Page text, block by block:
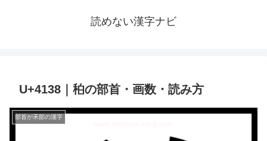
読めない漢字ナビ
U+4138｜䄸の部首・画数・読み方
部首が禾部の漢字